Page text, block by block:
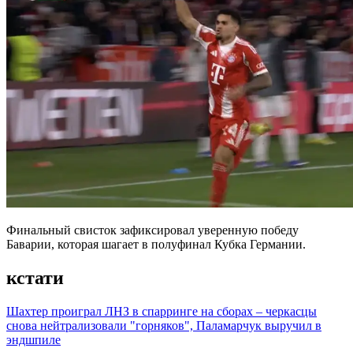
Финальный свисток зафиксировал уверенную победу
Баварии, которая шагает в полуфинал Кубка Германии.
кстати
Шахтер проиграл ЛНЗ в спарринге на сборах – черкасцы
снова нейтрализовали "горняков", Паламарчук выручил в
эндшпиле